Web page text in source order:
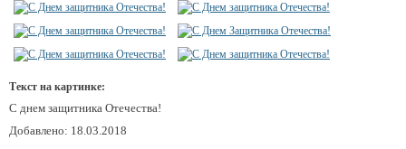
Текст на картинке:
С днем защитника Отечества!
Добавлено: 18.03.2018